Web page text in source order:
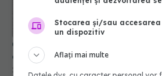
Ce nu știai despre
creierului
22 ian 2026, 13:29
Stocarea și/sau
un dispozitiv
Aflați mai multe